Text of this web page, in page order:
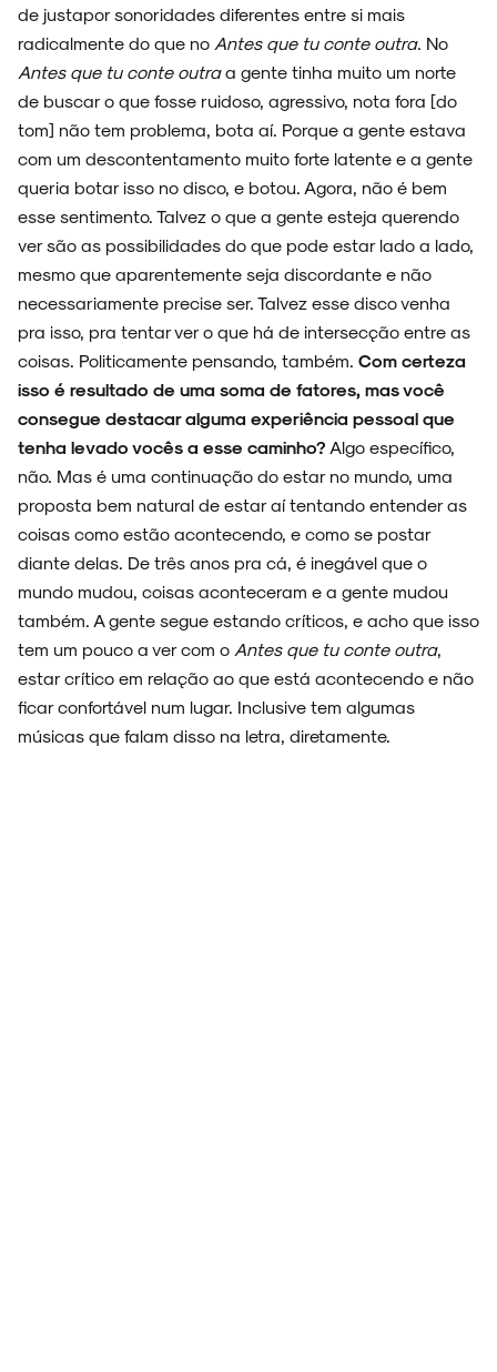
NOIZE RECORD CLUB
SOBRE
de justapor sonoridades diferentes entre si mais
radicalmente do que no Antes que tu conte outra. No
Antes que tu conte outraa gente tinha muito um norte
de buscar o que fosse ruidoso, agressivo, nota fora [do
tom] não tem problema, bota aí. Porque a gente estava
com um descontentamento muito forte latente e a gente
queria botar isso no disco, e botou. Agora, não é bem
esse sentimento. Talvez o que a gente esteja querendo
ver são as possibilidades do que pode estar lado a lado,
mesmo que aparentemente seja discordante e não
necessariamente precise ser. Talvez esse disco venha
pra isso, pra tentar ver o que há de intersecção entre as
coisas. Politicamente pensando, também. Com certeza
isso é resultado de uma soma de fatores, mas você
consegue destacar alguma experiência pessoal que
tenha levado vocês a esse caminho? Algo específico,
não. Mas é uma continuação do estar no mundo, uma
proposta bem natural de estar aí tentando entender as
coisas como estão acontecendo, e como se postar
diante delas. De três anos pra cá, é inegável que o
mundo mudou, coisas aconteceram e a gente mudou
também. A gente segue estando críticos, e acho que isso
tem um pouco a ver com o Antes que tu conte outra,
estar crítico em relação ao que está acontecendo e não
ficar confortável num lugar. Inclusive tem algumas
músicas que falam disso na letra, diretamente.